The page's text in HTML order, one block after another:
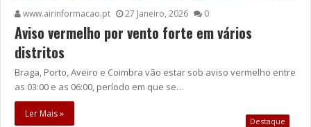
www.airinformacao.pt 27 Janeiro, 2026 0
Aviso vermelho por vento forte em vários
distritos
Braga, Porto, Aveiro e Coimbra vão estar sob aviso vermelho entre
as 03:00 e as 06:00, período em que se…
Ler Mais »
Destaque